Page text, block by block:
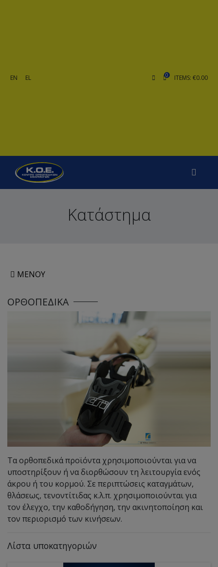
EN EL 0 ITEMS: €0.00
Κατάστημα
ΜΕΝΟΥ
ΟΡΘΟΠΕΔΙΚΑ
Τα ορθοπεδικά προϊόντα χρησιμοποιούνται για να
υποστηρίξουν ή να διορθώσουν τη λειτουργία ενός
άκρου ή του κορμού. Σε περιπτώσεις καταγμάτων,
θλάσεως, τενοντίτιδας κ.λ.π. χρησιμοποιούνται για
τον έλεγχο, την καθοδήγηση, την ακινητοποίηση και
τον περιορισμό των κινήσεων.
Λίστα υποκατηγοριών